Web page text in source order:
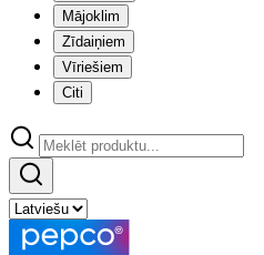
Mājoklim
Zīdaiņiem
Vīriešiem
Citi